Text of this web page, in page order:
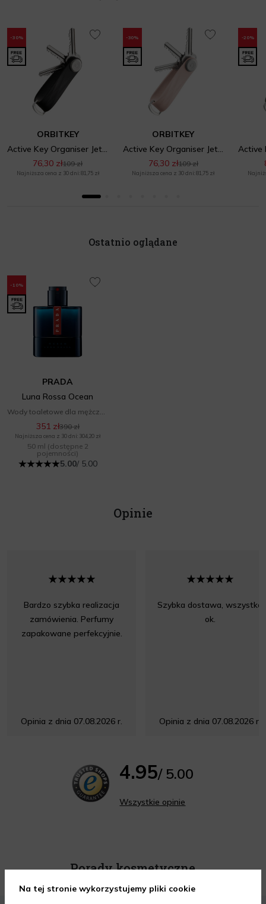
-30%
ORBITKEY
Active Key Organiser Jet Black
76,30 zł109 zł
Najniższa cena z 30 dni: 81,75 zł
-30%
ORBITKEY
Active Key Organiser Jet Dusty Pink
76,30 zł109 zł
Najniższa cena z 30 dni: 81,75 zł
-20%
Ostatnio oglądane
-10%
PRADA
Luna Rossa Ocean
351 zł390 zł
Najniższa cena z 30 dni: 304,20 zł
50 ml (dostępne 2
pojemności)
5.00/ 5.00
Opinie
Bardzo szybka realizacja
zamówienia. Perfumy
zapakowane perfekcyjnie.
Opinia z dnia 07.08.2026 r.
Szybka dostawa, wszystko
ok.
Opinia z dnia 07.08.2026 r.
4.95/ 5.00
Wszystkie opinie
Porady kosmetyczne
Na tej stronie wykorzystujemy pliki cookie